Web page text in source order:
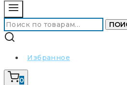
Искать:
Избранное
0